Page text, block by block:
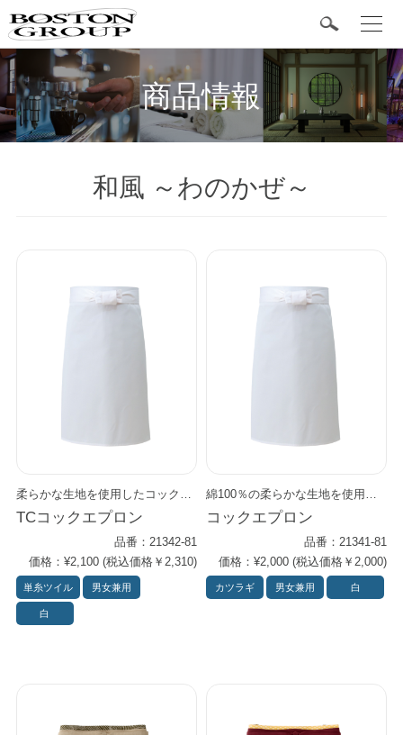
商品情報
BOSTON 定番商品
和風シャツ
和風アクセサリー
コックコート
和風 ～わのかぜ～
TCコックエプロン
品番：21342-81
価格：¥2,100 (税込価格￥2,310)
単糸ツイル 男女兼用
白
コックエプロン
品番：21341-81
価格：¥2,000 (税込価格￥2,000)
カツラギ 男女兼用 白
t
g
e
n
a
v
i